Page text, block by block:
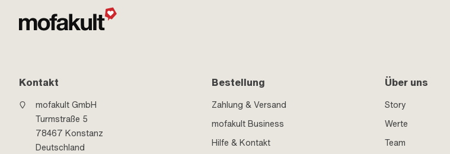
Kontakt
mofakult GmbH
Turmstraße 5
78467 Konstanz
Deutschland
Bestellung
Zahlung & Versand
mofakult Business
Hilfe & Kontakt
Über uns
Story
Werte
Team